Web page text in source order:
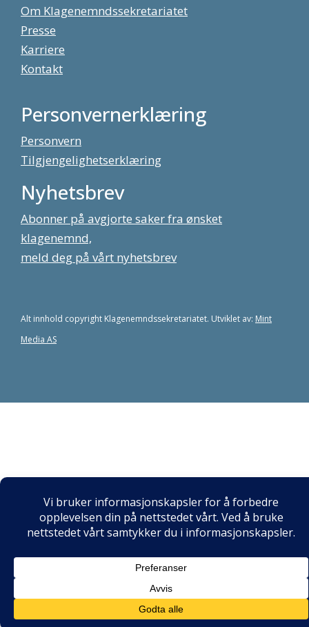
Om Klagenemndssekretariatet
Presse
Karriere
Kontakt
Personvernerklæring
Personvern
Tilgjengelighetserklæring
Nyhetsbrev
Abonner på avgjorte saker fra ønsket
klagenemnd,
meld deg på vårt nyhetsbrev
Alt innhold copyright Klagenemndssekretariatet. Utviklet av: Mint
Media AS